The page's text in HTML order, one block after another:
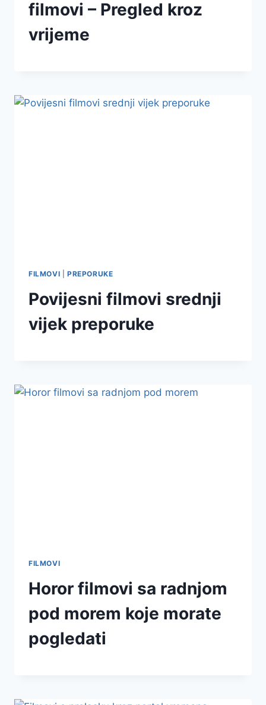
filmovi – Pregled kroz
vrijeme
FILMOVI PREPORUKE
Povijesni filmovi srednji
vijek preporuke
FILMOVI
Horor filmovi sa radnjom
pod morem koje morate
pogledati